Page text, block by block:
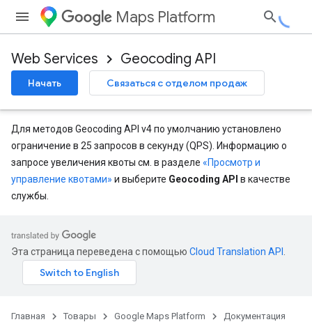
Maps Platform
Web Services Geocoding API
Начать Связаться с отделом продаж
Для методов Geocoding API v4 по умолчанию установлено
ограничение в 25 запросов в секунду (QPS). Информацию о
запросе увеличения квоты см. в разделе «Просмотр и
управление квотами» и выберите Geocoding API в качестве
службы.
Эта страница переведена с помощью Cloud Translation API
Главная Товары Google Maps Platform
Документация